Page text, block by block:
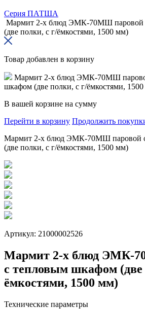
Серия ПАТША
Мармит 2-х блюд ЭМК-70МШ паровой
(две полки, с г/ёмкостями, 1500 мм)
Товар добавлен в корзину
Мармит 2-х блюд ЭМК-70МШ
шкафом (две полки, с г/ёмкостями,
В вашей корзине на сумму
Перейти в корзину Продолжить
Мармит 2-х блюд ЭМК-70МШ паровой
(две полки, с г/ёмкостями, 1500 мм)
Артикул: 21000002526
Мармит 2-х блюд ЭМК-
с тепловым шкафом (две
ёмкостями, 1500 мм)
Технические параметры